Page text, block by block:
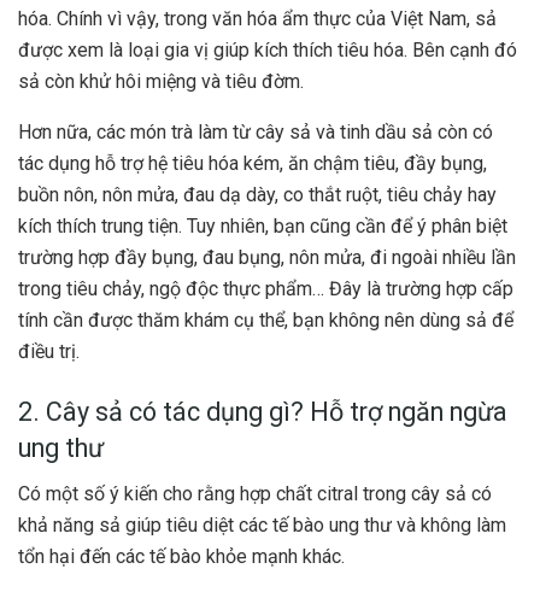
hóa. Chính vì vậy, trong văn hóa ẩm thực của Việt Nam, sả
được xem là loại gia vị giúp kích thích tiêu hóa. Bên cạnh đó
sả còn khử hôi miệng và tiêu đờm.
Hơn nữa, các món trà làm từ cây sả và tinh dầu sả còn có
tác dụng hỗ trợ hệ tiêu hóa kém, ăn chậm tiêu, đầy bụng,
buồn nôn, nôn mửa, đau dạ dày, co thắt ruột, tiêu chảy hay
kích thích trung tiện. Tuy nhiên, bạn cũng cần để ý phân biệt
trường hợp đầy bụng, đau bụng, nôn mửa, đi ngoài nhiều lần
trong tiêu chảy, ngộ độc thực phẩm… Đây là trường hợp cấp
tính cần được thăm khám cụ thể, bạn không nên dùng sả để
điều trị.
2. Cây sả có tác dụng gì? Hỗ trợ ngăn ngừa
ung thư
Có một số ý kiến cho rằng hợp chất citral trong cây sả có
khả năng sả giúp tiêu diệt các tế bào ung thư và không làm
tổn hại đến các tế bào khỏe mạnh khác.